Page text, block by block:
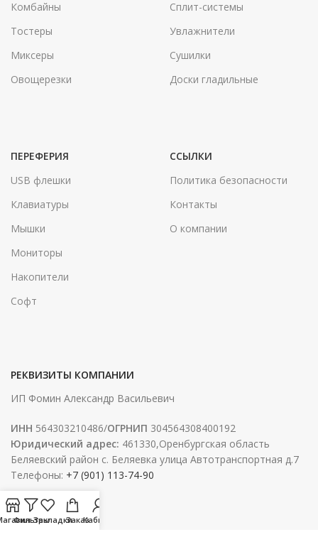
Комбайны
Тостеры
Миксеры
Овощерезки
Сплит-системы
Увлажнители
Сушилки
Доски гладильные
ПЕРЕФЕРИЯ
USB флешки
Клавиатуры
Мышки
Мониторы
Накопители
Софт
ССЫЛКИ
Политика безопасности
Контакты
О компании
РЕКВИЗИТЫ КОМПАНИИ
ИП Фомин Александр Васильевич
ИНН 564303210486/ОГРНИП 304564308400192
Юридический адрес: 461330,Оренбургская область
Беляевский район с. Беляевка улица Автотранспортная д.7
Телефоны: +7 (901) 113-74-90
ФильтрыЗакладкиЗаказКабинет